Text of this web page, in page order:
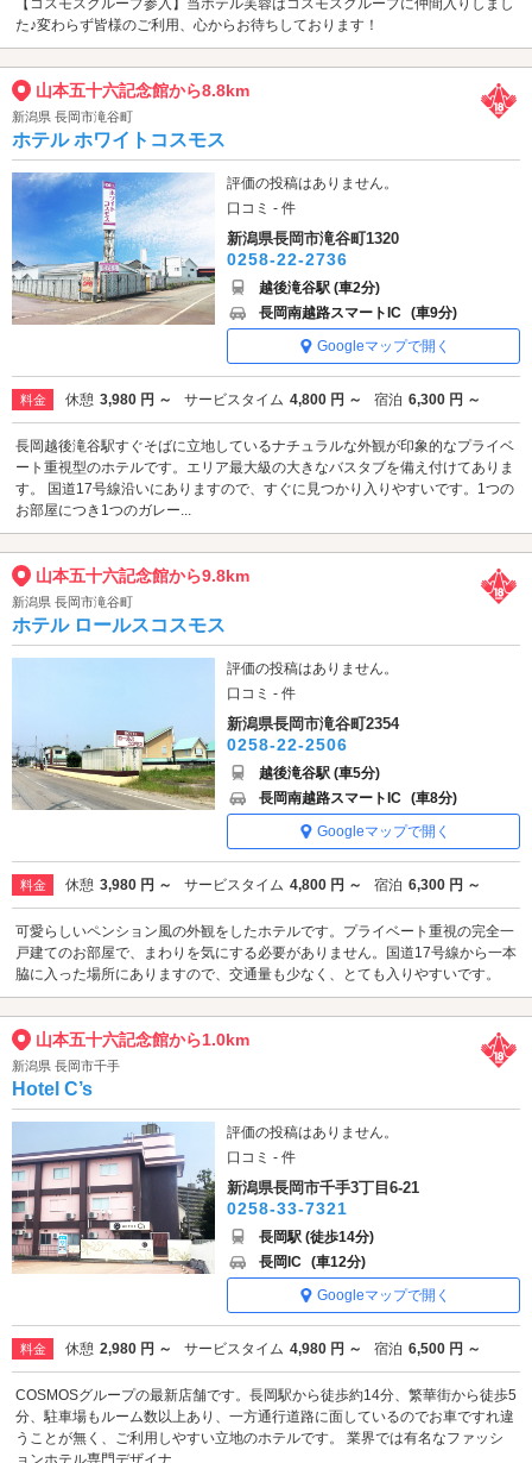
た♪変わらず皆様のご利用、心からお待ちしております！
山本五十六記念館から8.8km
新潟県 長岡市滝谷町
ホテル ホワイトコスモス
評価の投稿はありません。
口コミ - 件
新潟県長岡市滝谷町1320
0258-22-2736
越後滝谷駅 (車2分)
長岡南越路スマートIC (車9分)
Googleマップで開く
料金 休憩 3,980 円 ～ サービスタイム 4,800 円 ～ 宿泊 6,300 円 ～
長岡越後滝谷駅すぐそばに立地しているナチュラルな外観が印象的なプライベ
ート重視型のホテルです。エリア最大級の大きなバスタブを備え付けてありま
す。 国道17号線沿いにありますので、すぐに見つかり入りやすいです。1つの
お部屋につき1つのガレー...
山本五十六記念館から9.8km
新潟県 長岡市滝谷町
ホテル ロールスコスモス
評価の投稿はありません。
口コミ - 件
新潟県長岡市滝谷町2354
0258-22-2506
越後滝谷駅 (車5分)
長岡南越路スマートIC (車8分)
Googleマップで開く
料金 休憩 3,980 円 ～ サービスタイム 4,800 円 ～ 宿泊 6,300 円 ～
可愛らしいペンション風の外観をしたホテルです。プライベート重視の完全一
戸建てのお部屋で、まわりを気にする必要がありません。国道17号線から一本
脇に入った場所にありますので、交通量も少なく、とても入りやすいです。
山本五十六記念館から1.0km
新潟県 長岡市千手
Hotel C’s
評価の投稿はありません。
口コミ - 件
新潟県長岡市千手3丁目6-21
0258-33-7321
長岡駅 (徒歩14分)
長岡IC (車12分)
Googleマップで開く
料金 休憩 2,980 円 ～ サービスタイム 4,980 円 ～ 宿泊 6,500 円 ～
COSMOSグループの最新店舗です。長岡駅から徒歩約14分、繁華街から徒歩5
分、駐車場もルーム数以上あり、一方通行道路に面しているのでお車ですれ違
うことが無く、ご利用しやすい立地のホテルです。 業界では有名なファッシ
ョンホテル専門デザイナ...